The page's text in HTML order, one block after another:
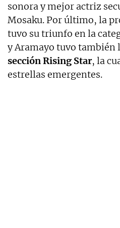
sonora y mejor actriz
Mosaku. Por último, la
tuvo su triunfo en la
y Aramayo tuvo también
sección Rising Star, la
estrellas emergentes.